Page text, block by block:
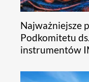
Najważniejsze
Podkomitetu
instrumentów